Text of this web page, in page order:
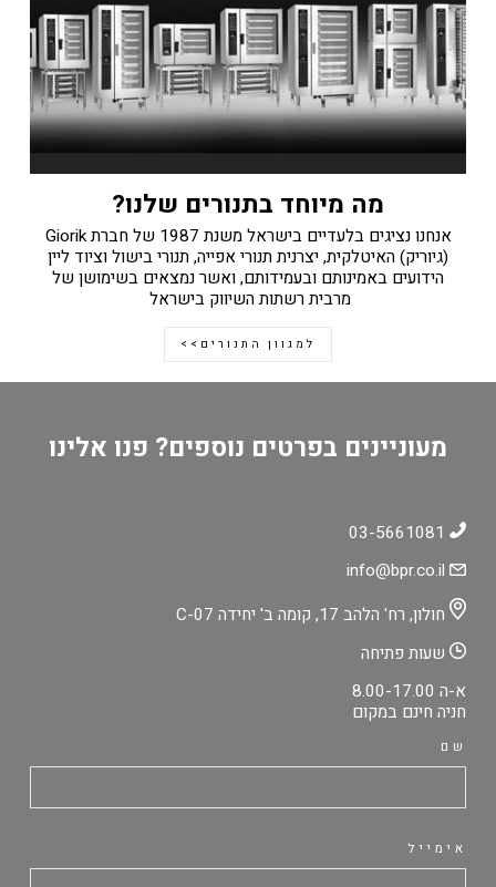
מה מיוחד בתנורים שלנו?
אנחנו נציגים בלעדיים בישראל משנת 1987 של חברת Giorik
(גיוריק) האיטלקית, יצרנית תנורי אפייה, תנורי בישול וציוד ליין
הידועים באמינותם ובעמידותם, ואשר נמצאים בשימושן של
מרבית רשתות השיווק בישראל
למגוון התנורים>>
מעוניינים בפרטים נוספים? פנו אלינו
חולון, רח' הלהב 17, קומה ב' יחידה C-07
שעות פתיחה
א-ה 8.00-17.00
חניה חינם במקום
שם
אימייל